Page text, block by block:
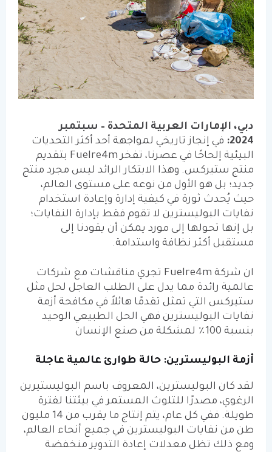
دبي، الإمارات العربية المتحدة – سبتمبر
2024: في إنجاز تاريخي لمواجهة أحد أكثر التحديات
البيئية إلحاحًا في عصرنا، تفخرFuelre4m بتقديم
منتج ستيركس. وهذا الابتكار الرائد ليس مجرد منتج
جديد؛ بل هو الأول من نوعه على مستوى العالم،
حيث يُحدث ثورة في كيفية إدارة وإعادة استخدام
نفايات البوليسترين لا تقوم فقط بإدارة النفايات؛
بل إنها تحولها إلى مورد يمكن أن يقودنا إلى
مستقبل أكثر نظافة واستدامة.
ان شركة Fuelre4m تجري مناقشات مع شركات
عالمية رائدة مما يدل على الطلب العاجل لحل مثل
ستيركس التي تمثل تقدمًا هائلاً في مكافحة أزمة
نفايات البوليسترين فهي الحل الطبيعي الوحيد
بنسبة 100٪ لمشكلة من صنع الإنسان
أزمة البوليسترين: حالة طوارئ عالمية عاجلة
لقد كان البوليسترين، المعروف باسم البوليستيرين
الرغوي، مصدرًا للتلوث المستمر في بيئتنا لفترة
طويلة. ففي كل عام، يتم إنتاج ما يقرب من 14 مليون
طن من نفايات البوليسترين في جميع أنحاء العالم،
ومع ذلك تظل معدلات إعادة التدوير منخفضة